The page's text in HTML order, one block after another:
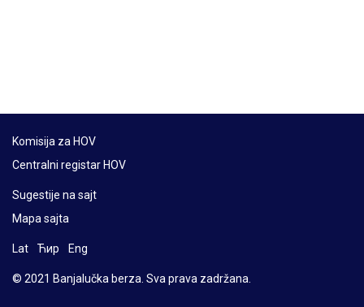
Komisija za HOV
Centralni registar HOV
Sugestije na sajt
Mapa sajta
Lat Ћир Eng
© 2021 Banjalučka berza. Sva prava zadržana.